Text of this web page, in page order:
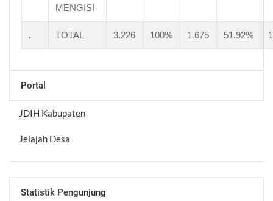
MENGISI
. TOTAL 3.226 100% 1.675 51.92%
Portal
JDIH Kabupaten
Jelajah Desa
Statistik Pengunjung